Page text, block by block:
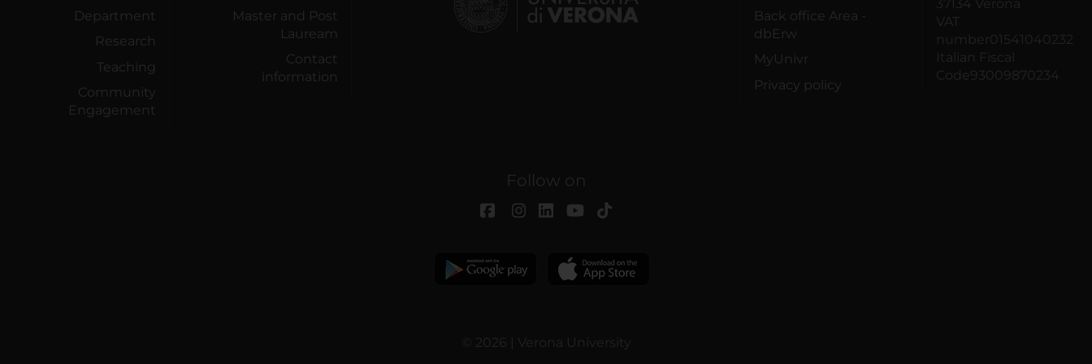
Department
Research
Teaching
Community
Engagement
Master and Post
Lauream
Contact
information
Back office Area -
dbErw
MyUnivr
Privacy policy
37134 Verona
VAT
number01541040232
Italian Fiscal
Code93009870234
Follow on
© 2026 | Verona University